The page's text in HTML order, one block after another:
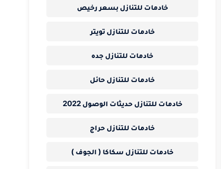
خادمات للتنازل بسعر رخيص
خادمات للتنازل تويتر
خادمات للتنازل جده
خادمات للتنازل حائل
خادمات للتنازل حديثات الوصول 2022
خادمات للتنازل حراج
خادمات للتنازل سكاكا ( الجوف )